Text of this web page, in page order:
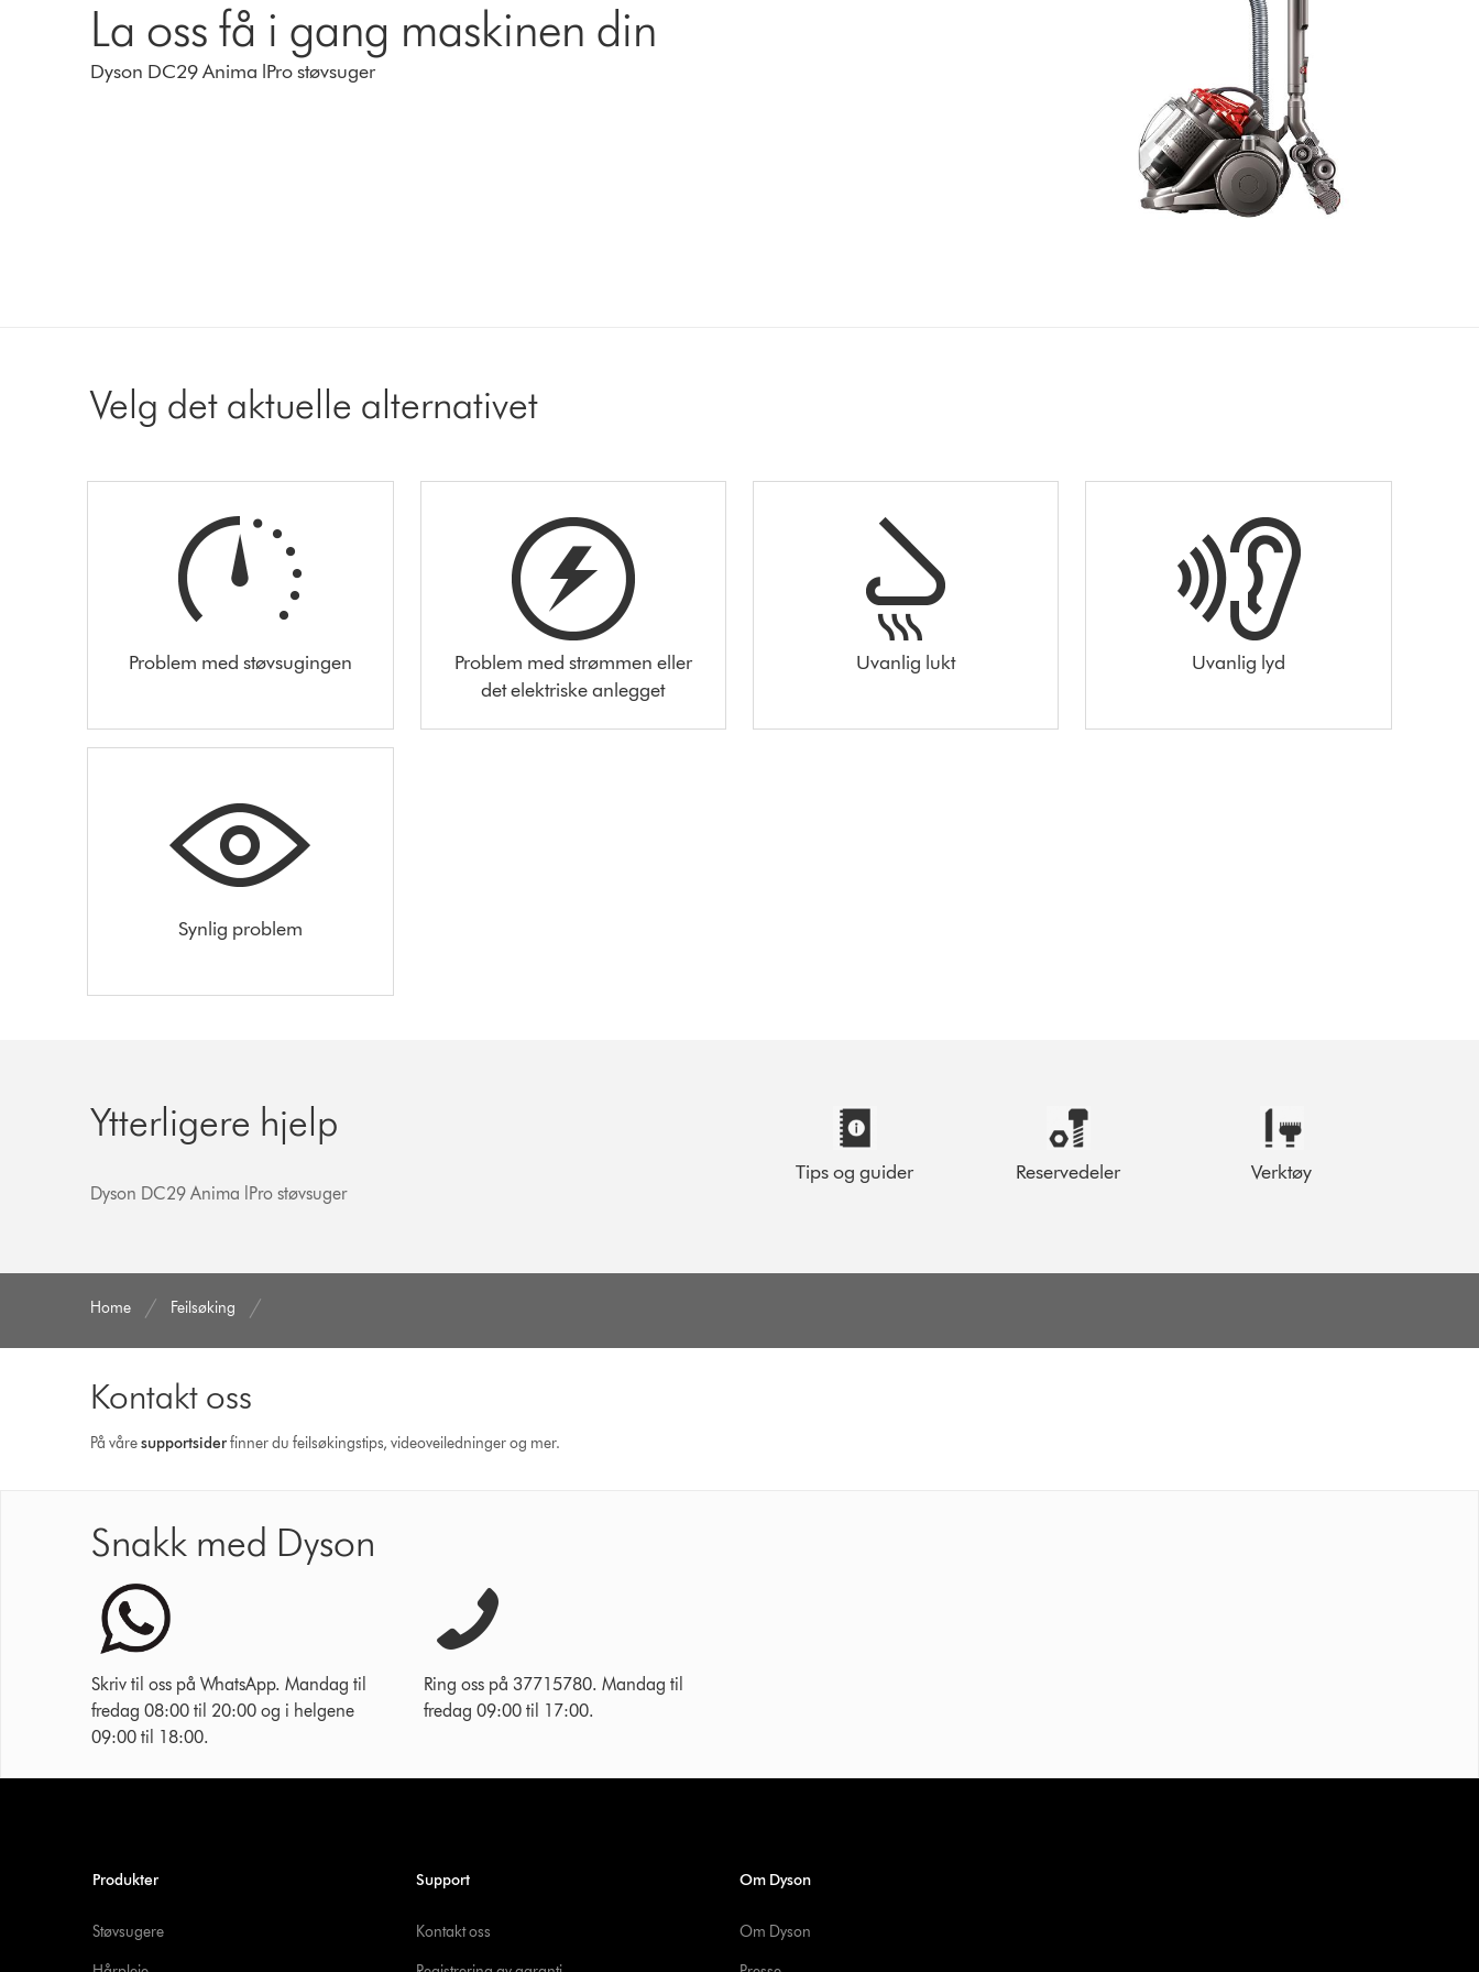
La oss få i gang maskinen din
Dyson DC29 Anima lPro støvsuger
Velg det aktuelle alternativet
Problem med støvsugingen
Problem med strømmen eller
det elektriske anlegget
Uvanlig lukt Uvanlig lyd
Synlig problem
Ytterligere hjelp
Dyson DC29 Anima lPro støvsuger
Tips og guider Reservedeler Verktøy
Home Feilsøking
Kontakt oss
På våresupportsiderfinner du feilsøkingstips, videoveiledninger og mer.
Snakk med Dyson
Skriv til oss på WhatsApp. Mandag til
fredag 08:00 til 20:00 og i helgene
09:00 til 18:00.
Ring oss på 37715780. Mandag til
fredag 09:00 til 17:00.
Produkter
Støvsugere
Support
Kontakt oss
Om Dyson
Om Dyson